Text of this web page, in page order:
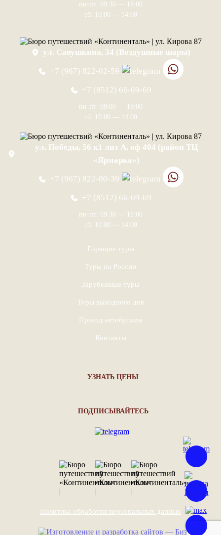
пн-пт: 09:30 — 18:00
сб: 10:00 — 14:00
ул. Савушкина, 34 (Воздушные шары)
+7 (967) 822-02-59
+7 (8512) 66-69-69
пн-пт: 09:00 — 19:00
сб: 10:00 — 14:00
ул. Победы, 56 к1 лит А, оф 404 (район ТЦ
«Ярмарка»)
+7 (967) 822-00-39
+7 (8512) 66-69-69
пн-пт: 09:30 — 18:00
сб: 10:00 — 14:00
Горящие туры
Туры по России
Зарубежные туры
Туры выходного дня
Проезд автобусами
Контакты
УЗНАТЬ ЦЕНЫ
ПОДПИСЫВАЙТЕСЬ
Политика обработки персональных данных